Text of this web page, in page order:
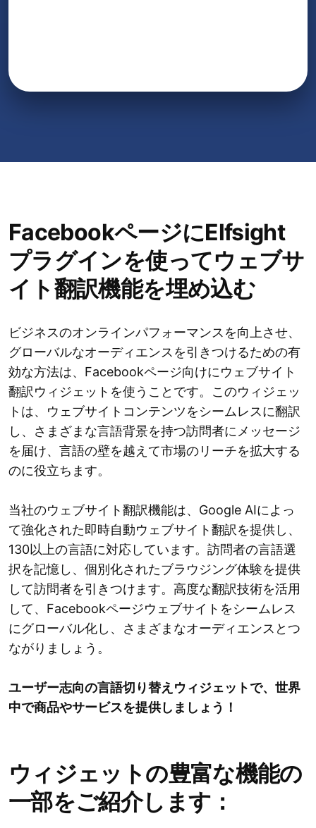
FacebookページにElfsight
プラグインを使ってウェブサ
イト翻訳機能を埋め込む
ビジネスのオンラインパフォーマンスを向上させ、
グローバルなオーディエンスを引きつけるための有
効な方法は、Facebookページ向けにウェブサイト
翻訳ウィジェットを使うことです。このウィジェッ
トは、ウェブサイトコンテンツをシームレスに翻訳
し、さまざまな言語背景を持つ訪問者にメッセージ
を届け、言語の壁を越えて市場のリーチを拡大する
のに役立ちます。
当社のウェブサイト翻訳機能は、Google AIによっ
て強化された即時自動ウェブサイト翻訳を提供し、
130以上の言語に対応しています。訪問者の言語選
択を記憶し、個別化されたブラウジング体験を提供
して訪問者を引きつけます。高度な翻訳技術を活用
して、Facebookページウェブサイトをシームレス
にグローバル化し、さまざまなオーディエンスとつ
ながりましょう。
ユーザー志向の言語切り替えウィジェットで、世界
中で商品やサービスを提供しましょう！
ウィジェットの豊富な機能の
一部をご紹介します：